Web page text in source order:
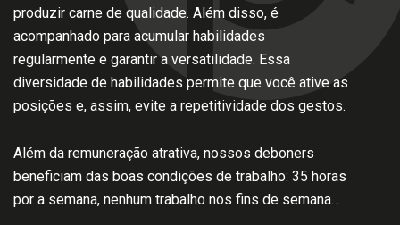
produzir carne de qualidade. Além disso, é
acompanhado para acumular habilidades
regularmente e garantir a versatilidade. Essa
diversidade de habilidades permite que você ative as
posições e, assim, evite a repetitividade dos gestos.
Além da remuneração atrativa, nossos deboners
beneficiam das boas condições de trabalho: 35 horas
por a semana, nenhum trabalho nos fins de semana…